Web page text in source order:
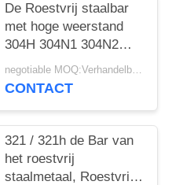
De Roestvrij staalbar
met hoge weerstand
304H 304N1 304N2
304LN typt 61400mm
Buitendiameter
negotiable MOQ:Verhandelbaar
CONTACT
321 / 321h de Bar van
het roestvrij
staalmetaal, Roestvrij